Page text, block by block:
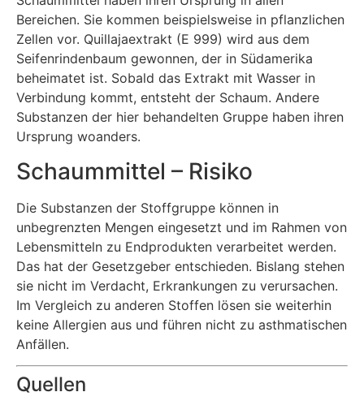
Bereichen. Sie kommen beispielsweise in pflanzlichen
Zellen vor. Quillajaextrakt (E 999) wird aus dem
Seifenrindenbaum gewonnen, der in Südamerika
beheimatet ist. Sobald das Extrakt mit Wasser in
Verbindung kommt, entsteht der Schaum. Andere
Substanzen der hier behandelten Gruppe haben ihren
Ursprung woanders.
Schaummittel – Risiko
Die Substanzen der Stoffgruppe können in
unbegrenzten Mengen eingesetzt und im Rahmen von
Lebensmitteln zu Endprodukten verarbeitet werden.
Das hat der Gesetzgeber entschieden. Bislang stehen
sie nicht im Verdacht, Erkrankungen zu verursachen.
Im Vergleich zu anderen Stoffen lösen sie weiterhin
keine Allergien aus und führen nicht zu asthmatischen
Anfällen.
Quellen